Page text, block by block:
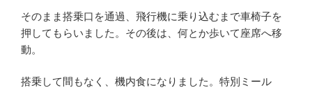
そのまま搭乗口を通過、飛行機に乗り込むまで車椅子を
押してもらいました。その後は、何とか歩いて座席へ移
動。
搭乗して間もなく、機内食になりました。特別ミール